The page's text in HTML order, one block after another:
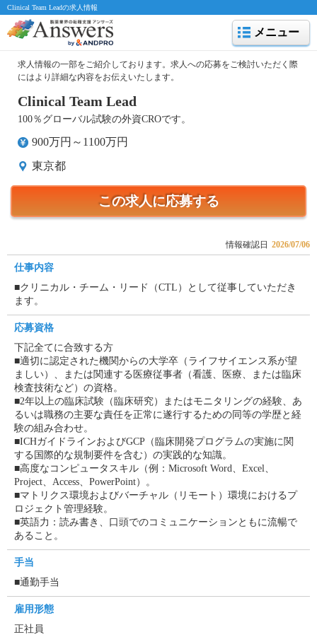
Clinical Team Leadの求人情報
メニュー
求人情報の一部をご紹介しております。求人への応募をご検討いただく際
にはより詳細な内容をお伝えいたします。
Clinical Team Lead
100％グローバル試験の外資CROです。
900万円～1100万円
東京都
この求人に応募する
情報確認日 2026/07/06
仕事内容
■クリニカル・チーム・リード（CTL）として従事していただき
ます。
応募資格
下記全てに合致する方
■適切に認定された機関からの大学卒（ライフサイエンス系が望
ましい）、または関連する医療従事者（看護、医療、または臨床
検査技術など）の資格。
■2年以上の臨床試験（臨床研究）またはモニタリングの経験、あ
るいは職務の主要な責任を正常に遂行するための同等の学歴と経
験の組み合わせ。
■ICHガイドラインおよびGCP（臨床開発プログラムの実施に関
する国際的な規制要件を含む）の実践的な知識。
■高度なコンピュータスキル（例：Microsoft Word、Excel、
Project、Access、PowerPoint）。
■マトリクス環境およびバーチャル（リモート）環境におけるプ
ロジェクト管理経験。
■英語力：読み書き、口頭でのコミュニケーションともに流暢で
あること。
手当
■通勤手当
雇用形態
正社員